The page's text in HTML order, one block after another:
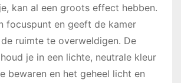
kan al een groots effect hebben.
focuspunt en geeft de kamer
ruimte te overweldigen. De
je in een lichte, neutrale kleur
bewaren en het geheel licht en